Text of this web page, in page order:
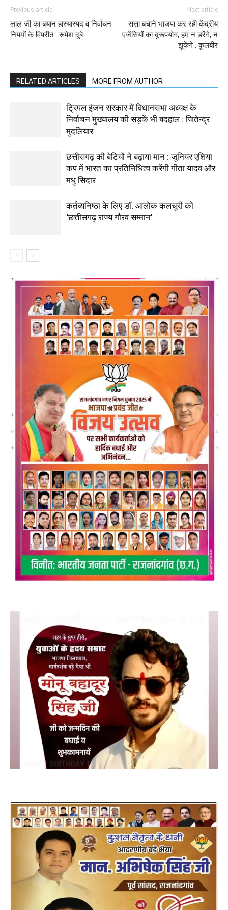
Previous article
लाल जी का बयान हास्यास्पद व निर्वाचन
नियमों के विपरीत : रूपेश दुबे
Next article
सत्ता बचाने भाजपा कर रही केंद्रीय
एजेंसियों का दुरूपयोग, हम न डरेंगे, न
झुकेंगे : कुलबीर
RELATED ARTICLES MORE FROM AUTHOR
ट्रिपल इंजन सरकार में विधानसभा अध्यक्ष के
निर्वाचन मुख्यालय की सड़कें भी बदहाल : जितेन्द्र
मुदलियार
छत्तीसगढ़ की बेटियों ने बढ़ाया मान : जूनियर एशिया
कप में भारत का प्रतिनिधित्व करेंगी गीता यादव और
मधु सिदार
कर्तव्यनिष्ठा के लिए डॉ. आलोक कलचूरी को
‘छत्तीसगढ़ राज्य गौरव सम्मान’